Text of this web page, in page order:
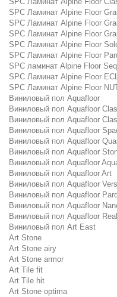
SPC Ламинат Alpine Floor
SPC Ламинат Alpine Floor
SPC Ламинат Alpine Floor
SPC Ламинат Alpine Floor
SPC Ламинат Alpine Floor
SPC ламинат Alpine Floor
SPC Ламинат Alpine Floor
SPC Ламинат Alpine Floor
Виниловый пол Aquafloor
Виниловый пол Aquafloor
Виниловый пол Aquafloor
Виниловый пол Aquafloor
Виниловый пол Aquafloor
Виниловый пол Aquafloor
Виниловый пол Aquafloor
Виниловый пол Aquafloor Art
Виниловый пол Aquafloor
Виниловый пол Aquafloor
Виниловый пол Aquafloor
Виниловый пол Aquafloor
Виниловый пол Art East
Art Stone
Art Stone airy
Art Stone armor
Art Tile fit
Art Tile hit
Art Stone optima